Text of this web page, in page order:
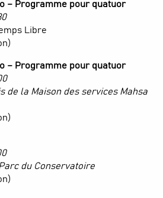
– Programme pour quatuor
Libre
– Programme pour quatuor
de la Maison des services Mahsa
du Conservatoire